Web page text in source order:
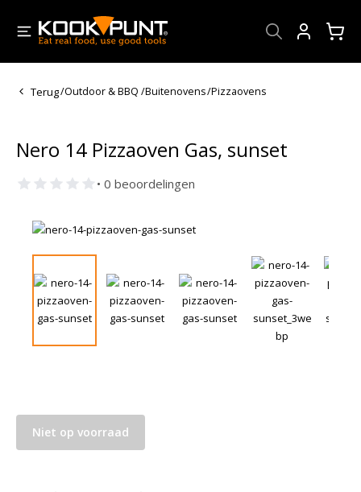
Terug/Outdoor & BBQ /Buitenovens/Pizzaovens
Nero 14 Pizzaoven Gas, sunset
• 0 beoordelingen
Niet op voorraad